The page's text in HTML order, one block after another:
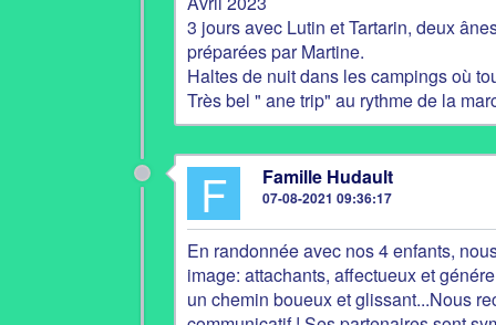
3 jours avec Lutin et Tartarin, deux
préparées par Martine.
Haltes de nuit dans les campings où
Très bel " ane trip" au rythme de la
F Famille Hudault
07-08-2021 09:36:17
En randonnée avec nos 4 enfants,
image: attachants, affectueux et
un chemin boueux et glissant...Nous